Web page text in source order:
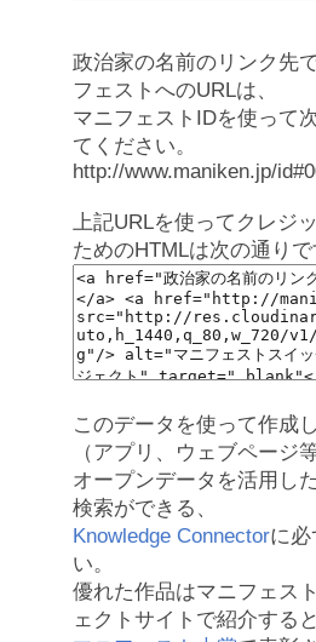
政治家の名前のリンク先
フェストへのURLは、
マニフェストIDを使って
てください。
http://www.maniken.jp/
上記URLを使ってクレジ
ためのHTMLは次の通りで
このデータを使って作成
（アプリ、ウェブページ
オープンデータを活用し
検索ができる、
Knowledge Connectorに必
い。
優れた作品はマニフェス
ェクトサイトで紹介する